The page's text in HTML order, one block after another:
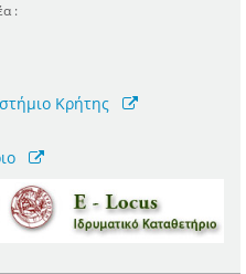
:
Κρήτης